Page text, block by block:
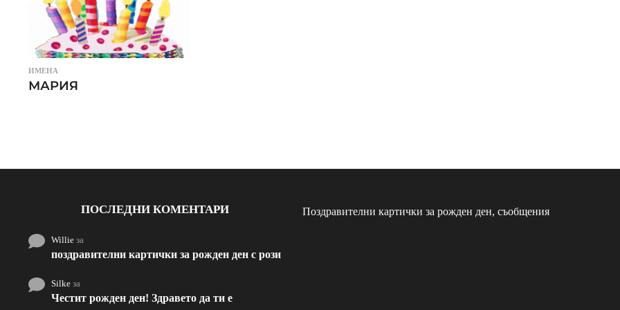
ИМЕНА
МАРИЯ
ПОСЛЕДНИ КОМЕНТАРИ
Willieза
поздравителни картички за рожден ден с рози
Silkeза
Честит рожден ден! Здравето да ти е
Поздравителни картички за рожден ден, съобщения